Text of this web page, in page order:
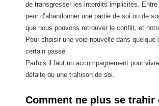
de transgresser les interdits implicites.
peur d’abandonner une partie de soi ou de
que nous pouvons retrouver le conflit, et
Pour choisir une voie nouvelle dans
certain passé.
Parfois il faut un accompagnement pour
défaite ou une trahison de soi.
Comment ne plus se trahir